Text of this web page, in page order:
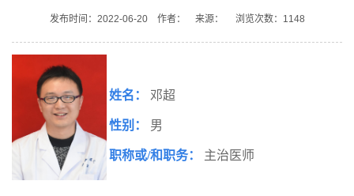
发布时间：2022-06-20 作者： 来源： 浏览次数： 1148
姓名： 邓超
性别： 男
职称或/和职务： 主治医师